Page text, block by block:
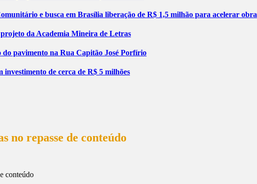
e busca em Brasília liberação de R$ 1,5 milhão para acelerar obra
da Academia Mineira de Letras
pavimento na Rua Capitão José Porfírio
de cerca de R$ 5 milhões
no repasse de conteúdo